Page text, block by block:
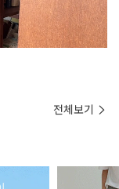
전체보기